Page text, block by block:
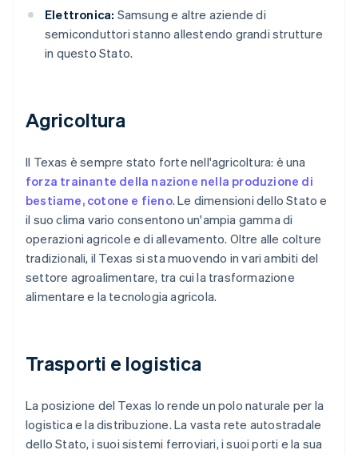
Elettronica: Samsung e altre aziende di
semiconduttori stanno allestendo grandi strutture
in questo Stato.
Agricoltura
Il Texas è sempre stato forte nell'agricoltura: è una
forza trainante della nazione nella produzione di
bestiame, cotone e fieno. Le dimensioni dello Stato e
il suo clima vario consentono un'ampia gamma di
operazioni agricole e di allevamento. Oltre alle colture
tradizionali, il Texas si sta muovendo in vari ambiti del
settore agroalimentare, tra cui la trasformazione
alimentare e la tecnologia agricola.
Trasporti e logistica
La posizione del Texas lo rende un polo naturale per la
logistica e la distribuzione. La vasta rete autostradale
dello Stato, i suoi sistemi ferroviari, i suoi porti e la sua